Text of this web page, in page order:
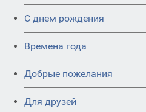
C днем рождения
Времена года
Добрые пожелания
Для друзей